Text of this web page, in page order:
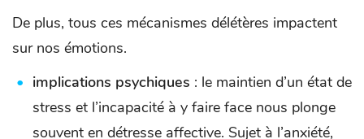
De plus, tous ces mécanismes délétères impactent
sur nos émotions.
implications psychiques : le maintien d’un état de
stress et l’incapacité à y faire face nous plonge
souvent en détresse affective. Sujet à l’anxiété,